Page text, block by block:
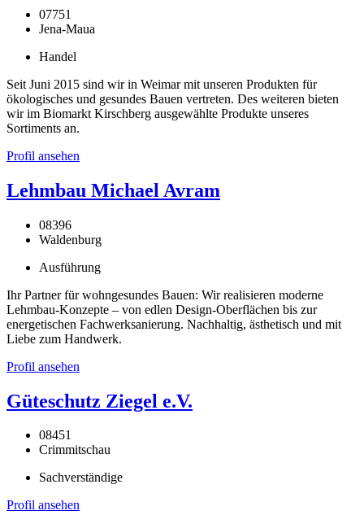
07751
Jena-Maua
Handel
Seit Juni 2015 sind wir in Weimar mit unseren Produkten für
ökologisches und gesundes Bauen vertreten. Des weiteren bieten
wir im Biomarkt Kirschberg ausgewählte Produkte unseres
Sortiments an.
Profil ansehen
Lehmbau Michael Avram
08396
Waldenburg
Ausführung
Ihr Partner für wohngesundes Bauen: Wir realisieren moderne
Lehmbau-Konzepte – von edlen Design-Oberflächen bis zur
energetischen Fachwerksanierung. Nachhaltig, ästhetisch und mit
Liebe zum Handwerk.
Profil ansehen
Güteschutz Ziegel e.V.
08451
Crimmitschau
Sachverständige
Profil ansehen